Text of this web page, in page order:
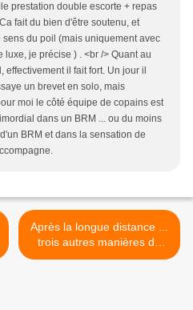
prestation double escorte + repas
fait du bien d'être soutenu, et
sens du poil (mais uniquement avec
luxe, je précise ) . <br /> Quant au
effectivement il fait fort. Un jour il
un brevet en solo, mais
moi le côté équipe de copains est
dans un BRM ... ou du moins
BRM et dans la sensation de
Après la longue distance ...
trois autres manières de
pédaler ! >